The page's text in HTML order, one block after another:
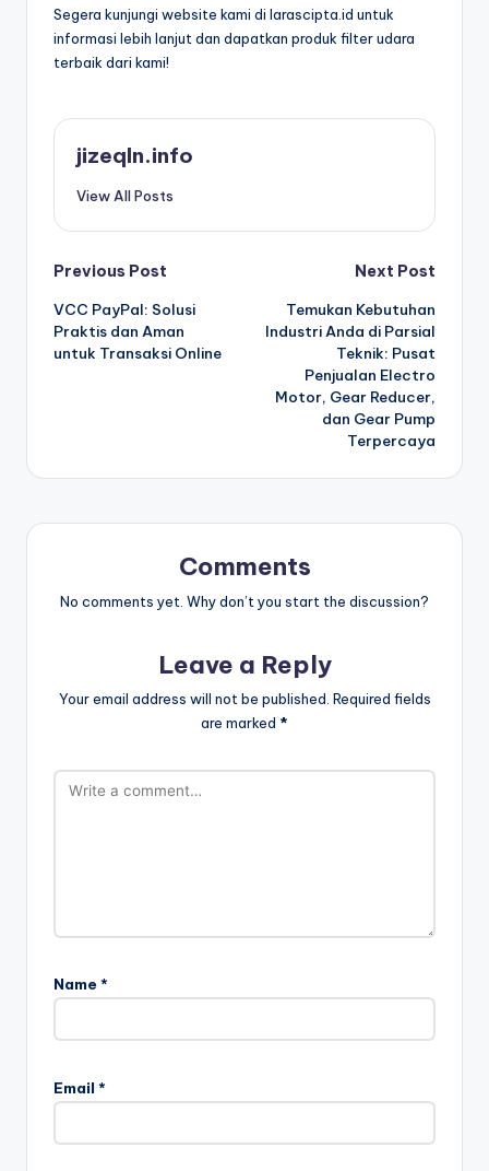
Segera kunjungi website kami di larascipta.id untuk
informasi lebih lanjut dan dapatkan produk filter udara
terbaik dari kami!
jizeqln.info
View All Posts
Post
navigation
Previous Post
VCC PayPal: Solusi
Praktis dan Aman
untuk Transaksi Online
Next Post
Temukan Kebutuhan
Industri Anda di Parsial
Teknik: Pusat
Penjualan Electro
Motor, Gear Reducer,
dan Gear Pump
Terpercaya
Comments
No comments yet. Why don’t you start the discussion?
Leave a Reply
Your email address will not be published. Required fields
are marked *
Name *
Email *